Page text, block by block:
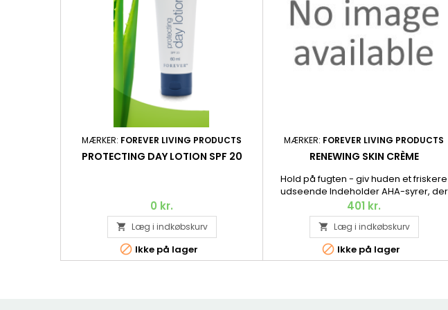
MÆRKER: FOREVER LIVING PRODUCTS
PROTECTING DAY LOTION SPF 20
0 kr.
 Læg i indkøbskurv
 Ikke på lager
MÆRKER: FOREVER LIVING PRODUCTS
RENEWING SKIN CRÈME
Hold på fugten - giv huden et friskere
udseende Indeholder AHA-syrer, der
nænsomt eksfolierer døde hudceller fra
hudens overflade, squalane fra
der blødgør, og kollagen, der fugter og
plejer. Og Aloe vera, naturligvis. 56,7 g.
401 kr.
 Læg i indkøbskurv
 Ikke på lager